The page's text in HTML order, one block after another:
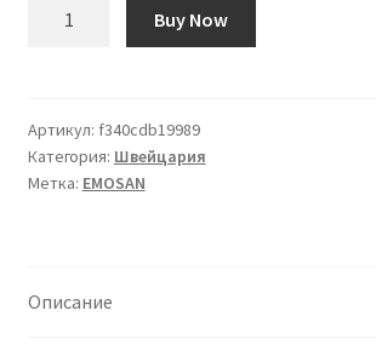
M
écru
Buy Now
Артикул: f340cdb19989
Категория: Швейцария
Метка: EMOSAN
Описание